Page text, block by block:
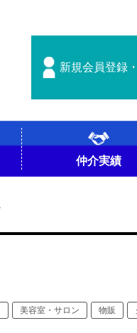
新規会員登録
仲介実績
美容室・サロン 物販